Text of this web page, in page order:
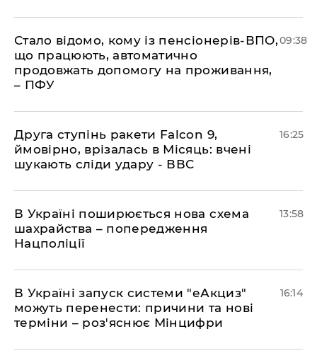
Стало відомо, кому із пенсіонерів-ВПО,
що працюють, автоматично
продовжать допомогу на проживання,
– ПФУ
09:38
​Друга ступінь ракети Falcon 9,
ймовірно, врізалась в Місяць: вчені
шукають сліди удару - ВВС
16:25
В Україні поширюється нова схема
шахрайства – попередження
Нацполіції
13:58
​В Україні запуск системи "еАкциз"
можуть перенести: причини та нові
терміни – роз'яснює Мінцифри
16:14